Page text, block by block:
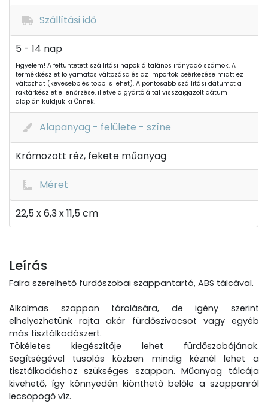
Szállítási idő
5 - 14 nap
Figyelem! A feltüntetett szállítási napok általános irányadó számok. A
termékkészlet folyamatos változása és az importok beérkezése miatt ez
változhat (kevesebb és több is lehet). A pontosabb szállítási dátumot a
raktárkészlet ellenőrzése, illetve a gyártó által visszaigazolt dátum
alapján küldjük ki Önnek.
Alapanyag - felülete - színe
Krómozott réz, fekete műanyag
Méret
22,5 x 6,3 x 11,5 cm
Leírás
Falra szerelhető fürdőszobai szappantartó, ABS tálcával.
Alkalmas szappan tárolására, de igény szerint
elhelyezhetünk rajta akár fürdőszivacsot vagy egyéb
más tisztálkodószert.
Tökéletes kiegészítője lehet fürdőszobájának.
Segítségével tusolás közben mindig kéznél lehet a
tisztálkodáshoz szükséges szappan. Műanyag tálcája
kivehető, így könnyedén kiönthető belőle a szappanról
lecsöpögő víz.